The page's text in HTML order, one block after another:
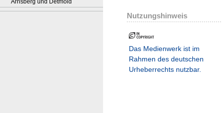
Arnsberg und Detmold
Nutzungshinweis
Das Medienwerk ist im
Rahmen des deutschen
Urheberrechts nutzbar.